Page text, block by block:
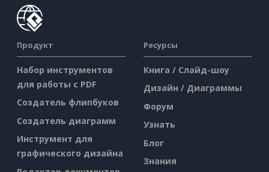
Продукт
Набор инструментов
для работы с PDF
Создатель флипбуков
Создатель диаграмм
Инструмент для
графического дизайна
Ресурсы
Книга / Слайд-шоу
Дизайн / Диаграммы
Форум
Узнать
Блог
Знания